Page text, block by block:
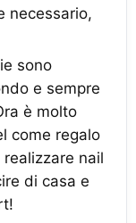
necessario,
sono
e sempre
è molto
come regalo
nail
di casa e